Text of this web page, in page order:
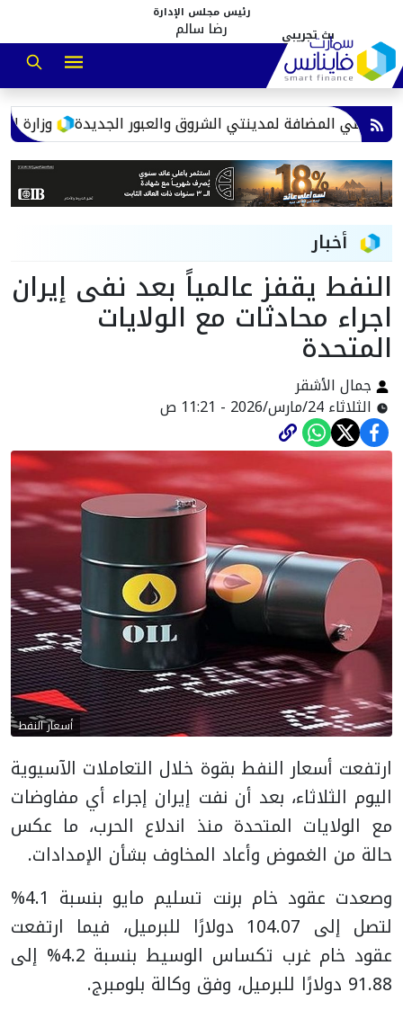
رئيس مجلس الإدارة
رضا سالم
وزارة المضافة لمدينتي الشروق والعبور الجديدة
أخبار
النفط يقفز عالمياً بعد نفى إيران
اجراء محادثات مع الولايات
المتحدة
جمال الأشقر
الثلاثاء 24/مارس/2026 - 11:21 ص
أسعار النفط
ارتفعت أسعار النفط بقوة خلال التعاملات الآسيوية
اليوم الثلاثاء، بعد أن نفت إيران إجراء أي مفاوضات
مع الولايات المتحدة منذ اندلاع الحرب، ما عكس
حالة من الغموض وأعاد المخاوف بشأن الإمدادات.
وصعدت عقود خام برنت تسليم مايو بنسبة 4.1%
لتصل إلى 104.07 دولارًا للبرميل، فيما ارتفعت
عقود خام غرب تكساس الوسيط بنسبة 4.2% إلى
91.88 دولارًا للبرميل، وفق وكالة بلومبرج.